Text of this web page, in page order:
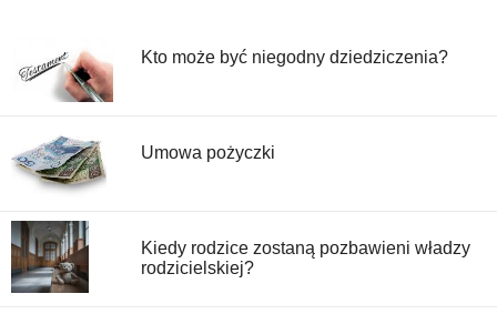
Kto może być niegodny dziedziczenia?
Umowa pożyczki
Kiedy rodzice zostaną pozbawieni władzy
rodzicielskiej?